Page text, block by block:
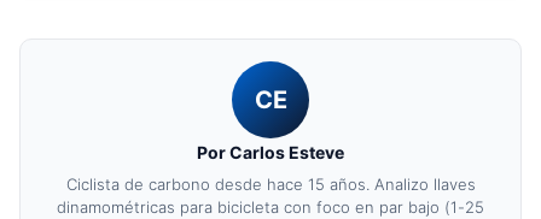
CE
Por Carlos Esteve
Ciclista de carbono desde hace 15 años. Analizo llaves
dinamométricas para bicicleta con foco en par bajo (1-25